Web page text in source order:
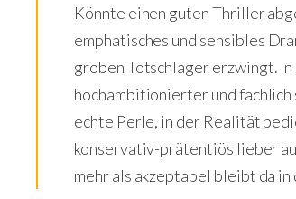
Könnte einen guten Thriller
emphatisches und sensibles
groben Totschläger erzwingt.
hochambitionierter und
echte Perle, in der Realität
konservativ-prätentiös lieber
mehr als akzeptabel bleibt da in